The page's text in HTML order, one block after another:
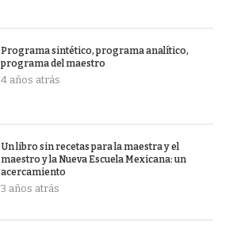
Programa sintético, programa analítico,
programa del maestro
4 años atrás
Un libro sin recetas para la maestra y el
maestro y la Nueva Escuela Mexicana: un
acercamiento
3 años atrás